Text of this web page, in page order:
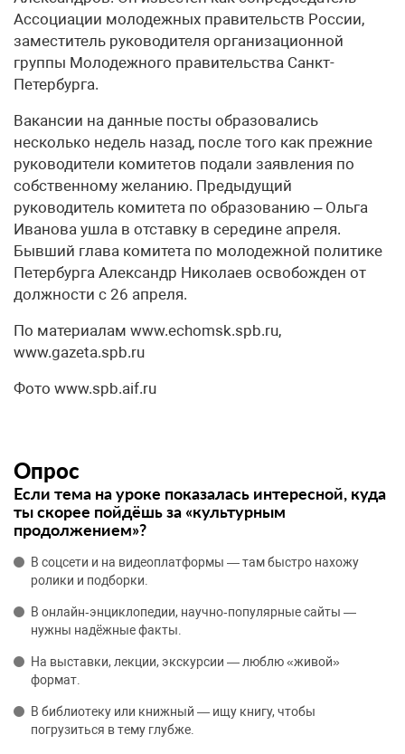
Ассоциации молодежных правительств России,
заместитель руководителя организационной
группы Молодежного правительства Санкт-
Петербурга.
Вакансии на данные посты образовались
несколько недель назад, после того как прежние
руководители комитетов подали заявления по
собственному желанию. Предыдущий
руководитель комитета по образованию – Ольга
Иванова ушла в отставку в середине апреля.
Бывший глава комитета по молодежной политике
Петербурга Александр Николаев освобожден от
должности с 26 апреля.
По материалам www.echomsk.spb.ru,
www.gazeta.spb.ru
Фото www.spb.aif.ru
Опрос
Если тема на уроке показалась интересной, куда
ты скорее пойдёшь за «культурным
продолжением»?
В соцсети и на видеоплатформы — там быстро нахожу
ролики и подборки.
В онлайн‑энциклопедии, научно‑популярные сайты —
нужны надёжные факты.
На выставки, лекции, экскурсии — люблю «живой»
формат.
В библиотеку или книжный — ищу книгу, чтобы
погрузиться в тему глубже.